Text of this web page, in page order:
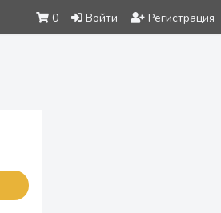
0 Войти Регистрация